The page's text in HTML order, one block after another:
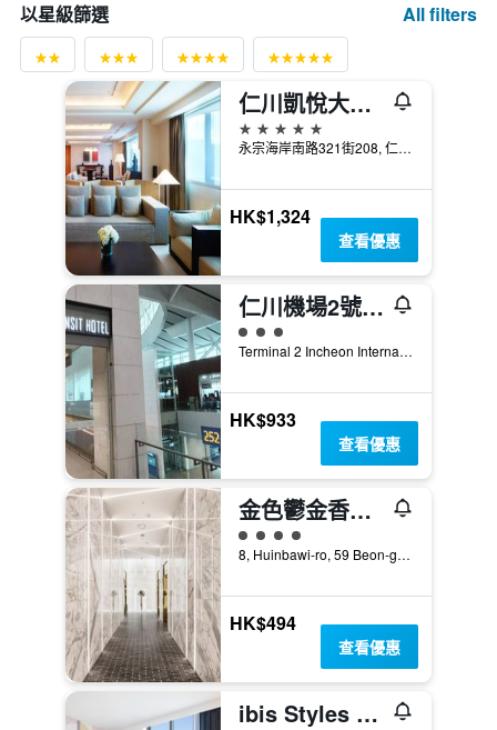
以星級篩選 All filters
仁川凱悅大酒店
5星級
永宗海岸南路321街208, 仁川, 韓國
HK$1,324
查看優惠
仁川機場2號航站樓過境酒店
3星級評級
Terminal 2 Incheon International Airport, 仁川, 韓國
HK$933
查看優惠
金色鬱金香仁川機場酒店
4星級評級
8, Huinbawi-ro, 59 Beon-gil, Jung-gu, 仁川, 韓國
HK$494
查看優惠
ibis Styles Ambassador Incheon Airport